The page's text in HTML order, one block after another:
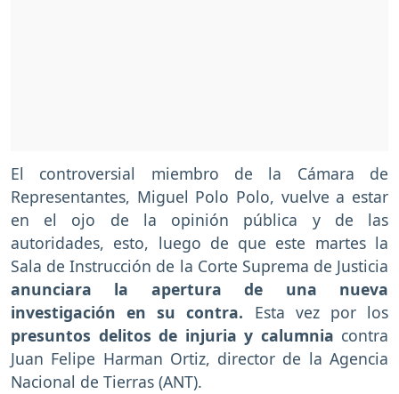
El controversial miembro de la Cámara de
Representantes, Miguel Polo Polo, vuelve a estar
en el ojo de la opinión pública y de las
autoridades, esto, luego de que este martes la
Sala de Instrucción de la Corte Suprema de Justicia
anunciara la apertura de una nueva
investigación en su contra. Esta vez por los
presuntos delitos de injuria y calumnia contra
Juan Felipe Harman Ortiz, director de la Agencia
Nacional de Tierras (ANT).